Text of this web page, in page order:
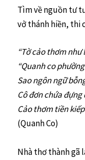
Tìm về nguồn tư
vở thánh hiền, thi
“Tờ cảo thơm như
“Quanh co
Sao ngôn ngữ
Cô đơn chứa đựng
Cảo thơm tiền
(Quanh Co)
Nhà thơ thành gã